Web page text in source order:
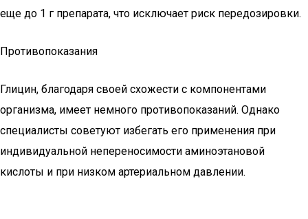
еще до 1 г препарата, что исключает риск передозировки.
Противопоказания
Глицин, благодаря своей схожести с компонентами
организма, имеет немного противопоказаний. Однако
специалисты советуют избегать его применения при
индивидуальной непереносимости аминоэтановой
кислоты и при низком артериальном давлении.